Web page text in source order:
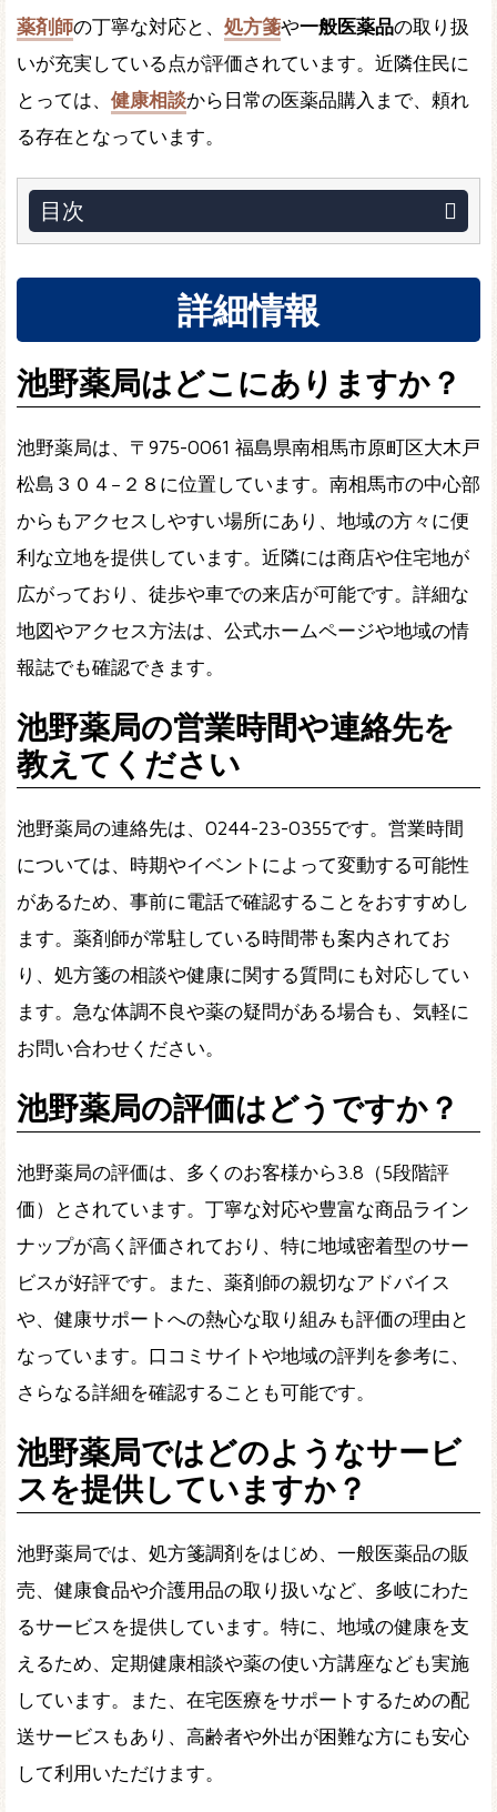
薬剤師の丁寧な対応と、 処方箋や一般医薬品の取り扱
いが充実している点が評価されています。近隣住民に
とっては、 健康相談から日常の医薬品購入まで、頼れ
る存在となっています。
目次
詳細情報
池野薬局はどこにありますか？
池野薬局は、〒975-0061 福島県南相馬市原町区大木戸
松島３０４−２８に位置しています。南相馬市の中心部
からもアクセスしやすい場所にあり、地域の方々に便
利な立地を提供しています。近隣には商店や住宅地が
広がっており、徒歩や車での来店が可能です。詳細な
地図やアクセス方法は、公式ホームページや地域の情
報誌でも確認できます。
池野薬局の営業時間や連絡先を
教えてください
池野薬局の連絡先は、0244-23-0355です。営業時間
については、時期やイベントによって変動する可能性
があるため、事前に電話で確認することをおすすめし
ます。薬剤師が常駐している時間帯も案内されてお
り、処方箋の相談や健康に関する質問にも対応してい
ます。急な体調不良や薬の疑問がある場合も、気軽に
お問い合わせください。
池野薬局の評価はどうですか？
池野薬局の評価は、多くのお客様から3.8（5段階評
価）とされています。丁寧な対応や豊富な商品ライン
ナップが高く評価されており、特に地域密着型のサー
ビスが好評です。また、薬剤師の親切なアドバイス
や、健康サポートへの熱心な取り組みも評価の理由と
なっています。口コミサイトや地域の評判を参考に、
さらなる詳細を確認することも可能です。
池野薬局ではどのようなサービ
スを提供していますか？
池野薬局では、処方箋調剤をはじめ、一般医薬品の販
売、健康食品や介護用品の取り扱いなど、多岐にわた
るサービスを提供しています。特に、地域の健康を支
えるため、定期健康相談や薬の使い方講座なども実施
しています。また、在宅医療をサポートするための配
送サービスもあり、高齢者や外出が困難な方にも安心
して利用いただけます。